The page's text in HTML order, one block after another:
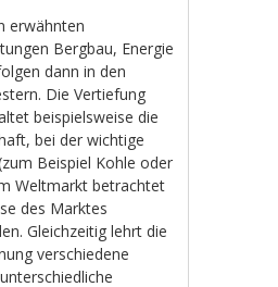
erwähnten
Bergbau, Energie
dann in den
Die Vertiefung
beispielsweise die
bei der wichtige
Beispiel Kohle oder
Weltmarkt betrachtet
des Marktes
Gleichzeitig lehrt die
verschiedene